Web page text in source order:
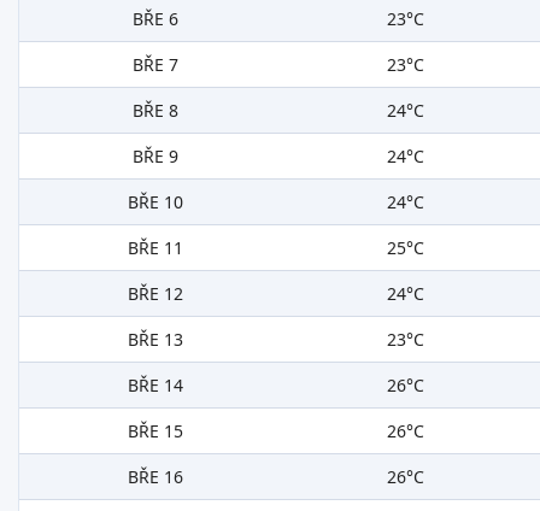
BŘE 6
23°C
BŘE 7
23°C
BŘE 8
24°C
BŘE 9
24°C
BŘE 10
24°C
BŘE 11
25°C
BŘE 12
24°C
BŘE 13
23°C
BŘE 14
26°C
BŘE 15
26°C
BŘE 16
26°C